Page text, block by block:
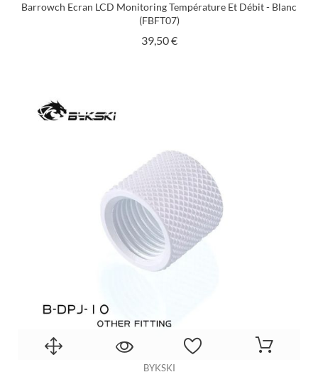
Barrowch Ecran LCD Monitoring Température Et Débit - Blanc
(FBFT07)
39,50 €Prix
BYKSKI